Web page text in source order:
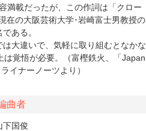
満載だったが、この作詞は「クロー
在の大阪芸術大学･岩崎富士男教授の
ある。
大違いで、気軽に取り組むとなかな
覚悟が必要。（富樫鉄火、「Japan
イナーノーツより）
曲者
下国俊